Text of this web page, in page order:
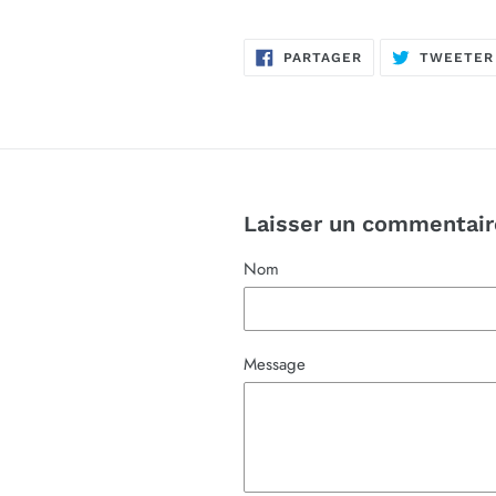
PARTAGERPARTAGERTWEETER
Laisser un
Nom
Message